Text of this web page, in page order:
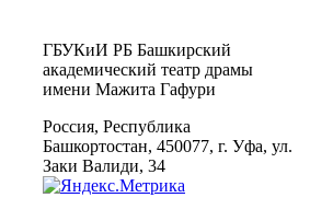
ГБУКиИ РБ Башкирский
академический театр драмы
имени Мажита Гафури
Россия, Республика
Башкортостан, 450077, г. Уфа, ул.
Заки Валиди, 34